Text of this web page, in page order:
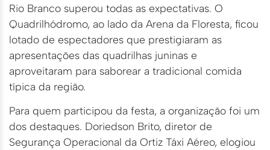
Rio Branco superou todas as expectativas. O
Quadrilhódromo, ao lado da Arena da Floresta, ficou
lotado de espectadores que prestigiaram as
apresentações das quadrilhas juninas e
aproveitaram para saborear a tradicional comida
típica da região.
Para quem participou da festa, a organização foi um
dos destaques. Doriedson Brito, diretor de
Segurança Operacional da Ortiz Táxi Aéreo, elogiou